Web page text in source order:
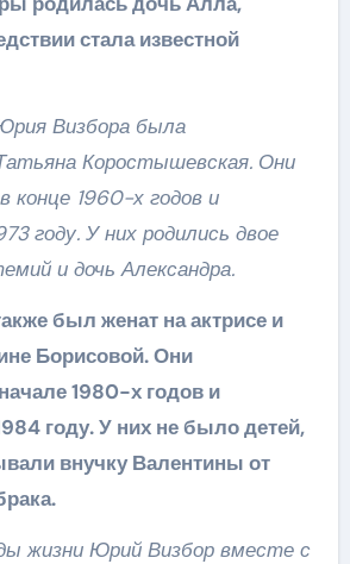
стала известной
Визбора была
Коростышевская. Они
конце 1960-х годов и
году. У них родились двое
и дочь Александра.
был женат на актрисе и
Борисовой. Они
1980-х годов и
году. У них не было детей,
внучку Валентины от
жизни Юрий Визбор вместе с